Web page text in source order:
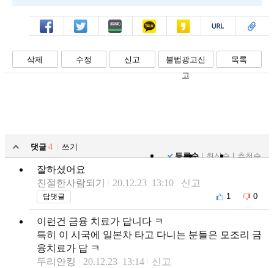
페북 트윗 밴드 카톡 카스 복사 스크랩
삭제 수정 신고
불법광고신
고
목록
댓글 4
쓰기
등록순
최신순 추천순
잘하셨어요
친절한사람되기
20.12.23 13:10 신고
답댓글 1 0
이런건 금융 치료가 답니다 ㅋ
특히 이 시국에 일본차 타고 다니는 분들은 모조리 금
융치료가 답 ㅋ
두리안킹
20.12.23 13:14 신고